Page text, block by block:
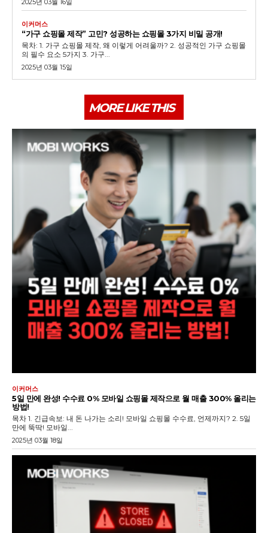
2025년 03월 16일
이커머스
“가구 쇼핑몰 제작” 고민? 성공하는 쇼핑몰 3가지 비밀 공개!
목차: 1. 가구 쇼핑몰 제작, 왜 이렇게 어려울까? 2. 성공적인 가구 쇼핑몰
의 필수 요소 5가지 3. 가구...
2025년 03월 15일
MORE LIKE THIS
이커머스
5일 만에 완성! 수수료 0% 모바일 쇼핑몰 제작으로 월 매출 300% 올리는
방법!
목차 1. 긴급속보: 내 돈 나가는 소리! 모바일 쇼핑몰 수수료, 언제까지? 2. 5일
만에 뚝딱! 모바일...
2025년 03월 18일